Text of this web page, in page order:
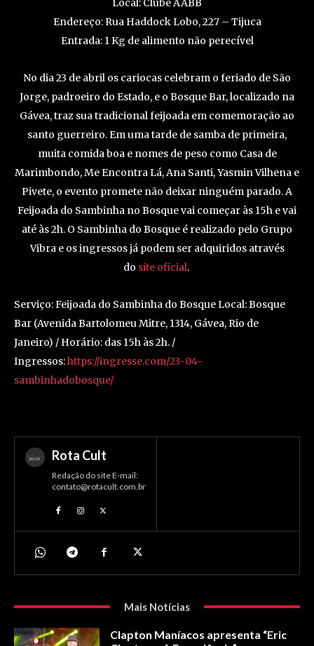
Local: Clube AABB
Endereço: Rua Haddock Lobo, 227 – Tijuca
Entrada: 1 Kg de alimento não perecível
No dia 23 de abril os cariocas celebram o feriado de São
Jorge, padroeiro do Estado, e o Bosque Bar, localizado na
Gávea, traz sua tradicional feijoada em comemoração ao
santo guerreiro. Em uma tarde de samba de primeira,
muita comida boa e nomes de peso como Casa de
Marimbondo, Me Encontra Lá, Ana Santi, Yasmin Vilhena e
Pivete, o evento promete não deixar ninguém parado. A
Feijoada do Sambinha no Bosque vai começar às 15h e vai
até às 2h. O Sambinha do Bosque é realizado pelo Grupo
Vibra e os ingressos já podem ser adquiridos através
do site oficial.
Serviço: Feijoada do Sambinha do Bosque Local: Bosque
Bar (Avenida Bartolomeu Mitre, 1314, Gávea, Rio de
Janeiro) / Horário: das 15h às 2h. /
Ingressos:https://ingresse.com/23-04-
sambinhadobosque/
Rota Cult
Redação do site E-mail:
contato@rotacult.com.br
Mais Notícias
Clapton Maníacos apresenta “Eric